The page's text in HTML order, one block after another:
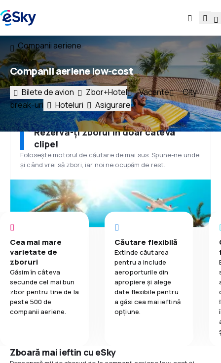
Companii aeriene
Companii aeriene low-cost
Bilete de avion Zbor+Hotel Vacanțe
City
break-uri
Hoteluri Asigurare
Rezervă-ți zborul în doar câteva
clipe!
Folosește motorul de căutare de mai sus. Spune-ne unde
și când vrei să zbori, iar noi ne ocupăm de rest.
Cea mai mare
varietate de
zboruri
Găsim în câteva
secunde cel mai bun
zbor pentru tine de la
peste 500 de
companii aeriene.
Căutare flexibilă
Extinde căutarea
pentru a include
aeroporturile din
apropiere și alege
date flexibile pentru
a găsi cea mai ieftină
opțiune.
Zboară mai ieftin cu eSky